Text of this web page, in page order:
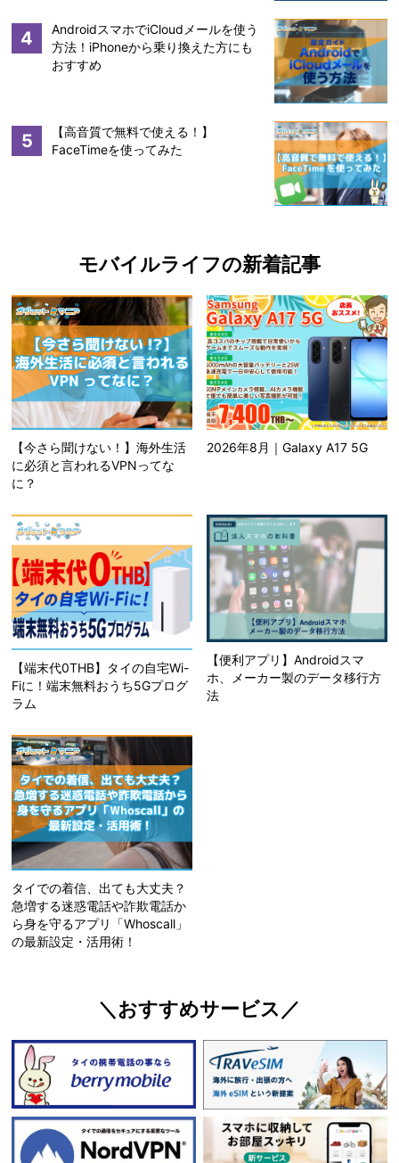
4
AndroidスマホでiCloudメールを使う
方法！iPhoneから乗り換えた方にも
おすすめ
5
【高音質で無料で使える！】
FaceTimeを使ってみた
モバイルライフの新着記事
【今さら聞けない！】海外生活
に必須と言われるVPNってな
に？
2026年8月｜Galaxy A17 5G
【端末代0THB】タイの自宅Wi-
Fiに！端末無料おうち5Gプログ
ラム
【便利アプリ】Androidスマ
ホ、メーカー製のデータ移行方
法
タイでの着信、出ても大丈夫？
急増する迷惑電話や詐欺電話か
ら身を守るアプリ「Whoscall」
の最新設定・活用術！
＼おすすめサービス／